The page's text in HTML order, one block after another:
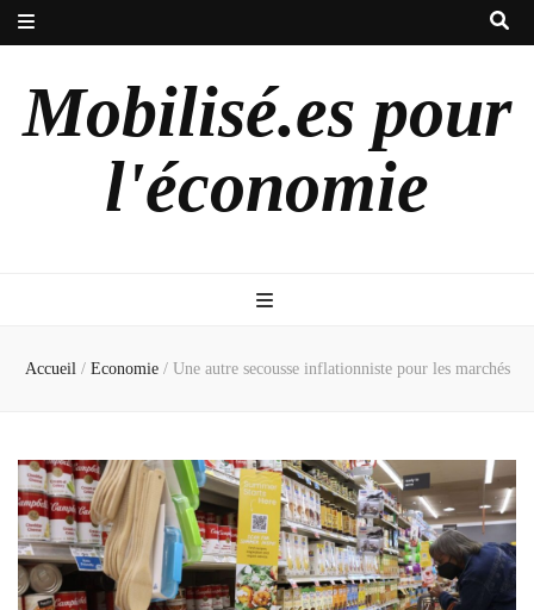
Mobilisé.es pour
l'économie
Accueil / Economie / Une autre secousse inflationniste pour les marchés